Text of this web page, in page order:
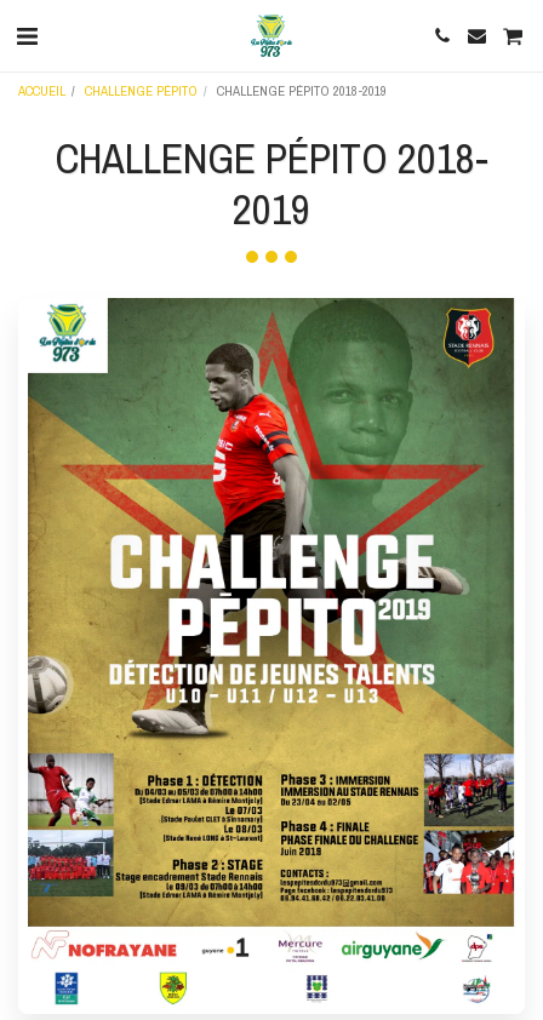
ACCUEIL CHALLENGE PÉPITO CHALLENGE PÉPITO 2018-2019
CHALLENGE PÉPITO 2018-
2019